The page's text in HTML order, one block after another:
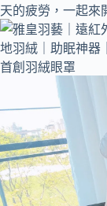
天的疲勞，一起來